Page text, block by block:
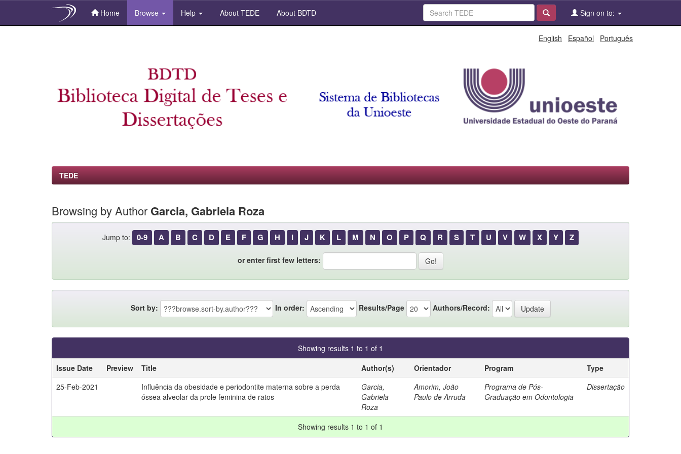
Home Browse Help About TEDE About BDTD Sign on to:
English Español Português
TEDE
Browsing by Author Garcia, Gabriela Roza
Jump to: 0-9 A B C D E F G H I J K L M N O P Q R S T U V W X Y Z
or enter first few letters:
Sort by: In order: Results/Page Authors/Record:
Showing results 1 to 1 of 1
Issue Date
Preview Title Author(s) Orientador Program
Type
25-Feb-2021
Influência da obesidade e periodontite materna sobre a perda
óssea alveolar da prole feminina de ratos
Garcia,
Gabriela
Roza
Amorim, João
Paulo de Arruda
Programa de Pós-
Graduação em Odontologia
Dissertação
Showing results 1 to 1 of 1